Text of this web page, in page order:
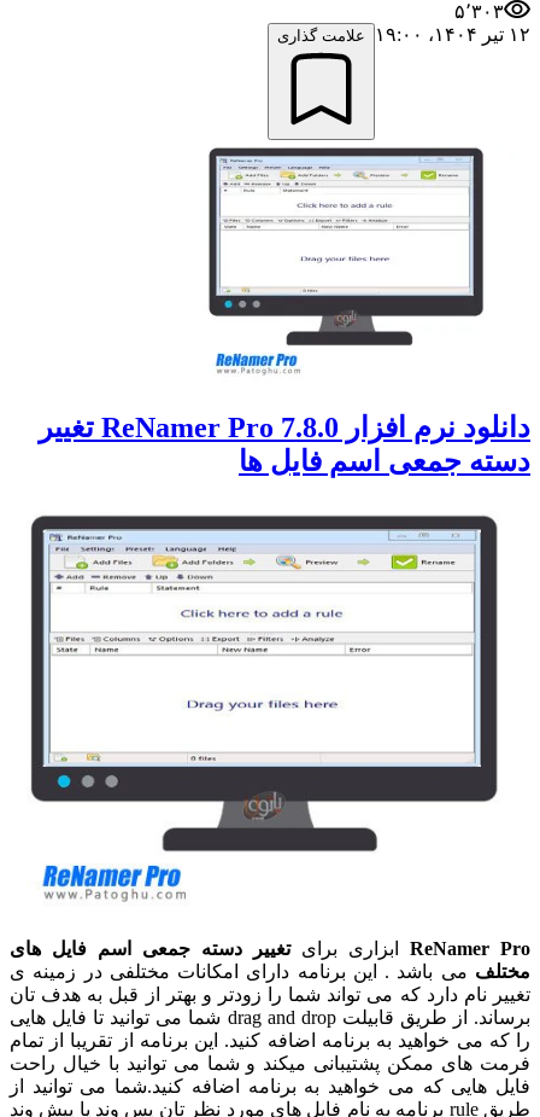
۵٬۳۰۳
۱۲ تیر ۱۴۰۴،‏ ۱۹:۰۰
علامت گذاری
دانلود نرم افزار ReNamer Pro 7.8.0 تغییر
دسته جمعی اسم فایل ها
ReNamer Pro ابزاری برایتغییر دسته جمعی اسم فایل های
مختلف می باشد . این برنامه دارای امکانات مختلفی در زمینه ی
تغییر نام دارد که می تواند شما را زودتر و بهتر از قبل به هدف تان
برساند. از طریق قابیلت drag and drop شما می توانید تا فایل هایی
را که می خواهید به برنامه اضافه کنید. این برنامه از تقریبا از تمام
فرمت های ممکن پشتیبانی میکند و شما می توانید با خیال راحت
فایل هایی که می خواهید به برنامه اضافه کنید.شما می توانید از
طریق rule برنامه به نام فایل های مورد نظر تان پس وند یا پیش وند